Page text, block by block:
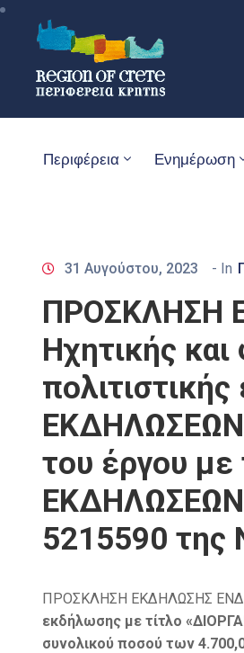
Περιφέρεια Ενημέρωση
31 Αυγούστου, 2023 - In
ΠΡΟΣΚΛΗΣΗ
Ηχητικής
ΕΚΔΗΛΩΣΕΩΝ
του έργου
ΕΚΔΗΛΩΣΕΩΝ
5215590 της
ΠΡΟΣΚΛΗΣΗ ΕΚΔΗΛΩΣΗΣ
εκδήλωσης με τίτλο
συνολικού ποσού των